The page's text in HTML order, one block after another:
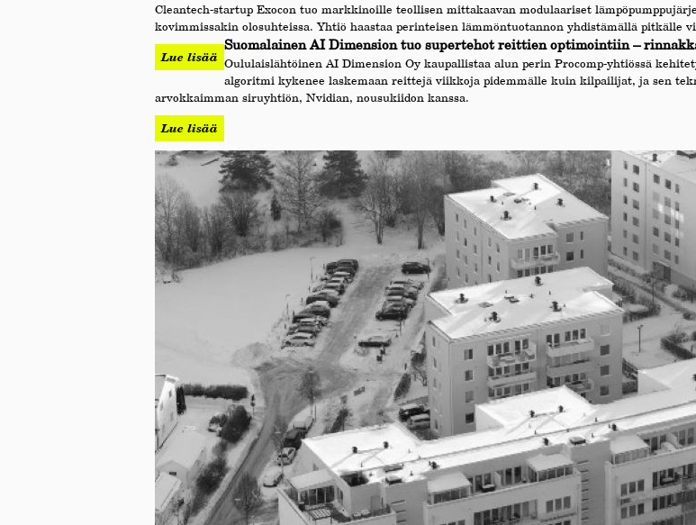
Cleantech-startup Exocon tuo markkinoille teollisen mittakaavan modulaariset
kovimmissakin olosuhteissa. Yhtiö haastaa perinteisen lämmöntuotannon yhdistämällä pitkälle
Lue lisää
Suomalainen AI Dimension tuo supertehot reittien optimointiin –
Oululaislähtöinen AI Dimension Oy kaupallistaa alun perin Procomp-yhtiössä
algoritmi kykenee laskemaan reittejä viikkoja pidemmälle kuin kilpailijat, ja sen
arvokkaimman siruyhtiön, Nvidian, nousukiidon kanssa.
Lue lisää